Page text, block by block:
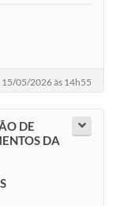
05/2026 às 14h55
DE
DA